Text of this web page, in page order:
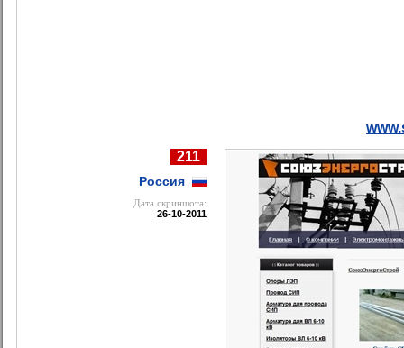
211
Россия
Дата cкриншота:
26-10-2011